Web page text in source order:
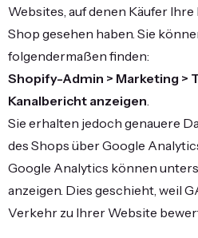
Websites, auf denen Käufer
Shop gesehen haben. Sie
folgendermaßen finden:
Shopify-Admin > Marketing >
Kanalbericht anzeigen.
Sie erhalten jedoch genauere
des Shops über Google
Google Analytics können
anzeigen. Dies geschieht, weil
Verkehr zu Ihrer Website